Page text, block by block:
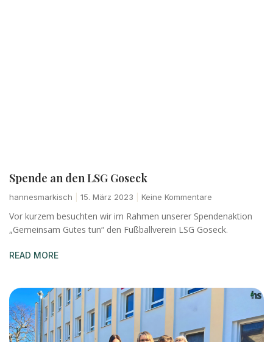
Spende an den LSG Goseck
hannesmarkisch 15. März 2023 Keine Kommentare
Vor kurzem besuchten wir im Rahmen unserer Spendenaktion
„Gemeinsam Gutes tun“ den Fußballverein LSG Goseck.
READ MORE